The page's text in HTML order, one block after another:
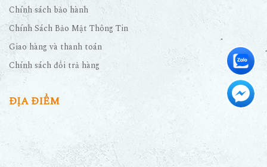
Chính sách bảo hành
Chính Sách Bảo Mật Thông Tin
Giao hàng và thanh toán
Chính sách đổi trả hàng
ĐỊA ĐIỂM